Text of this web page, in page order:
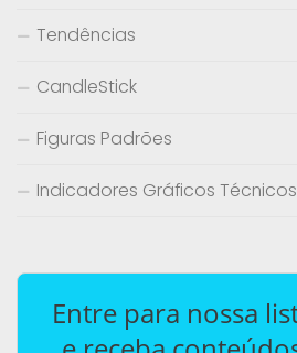
Tendências
CandleStick
Figuras Padrões
Indicadores Gráficos Técnicos
Entre para nossa